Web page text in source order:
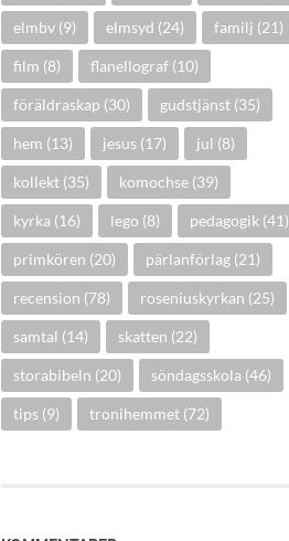
elmbv (9) elmsyd (24) familj (21)
film (8) flanellograf (10)
föräldraskap (30) gudstjänst (35)
hem (13) jesus (17) jul (8)
kollekt (35) komochse (39)
kyrka (16) lego (8) pedagogik (41)
primkören (20) pärlanförlag (21)
recension (78) roseniuskyrkan (25)
samtal (14) skatten (22)
storabibeln (20) söndagsskola (46)
tips (9) tronihemmet (72)